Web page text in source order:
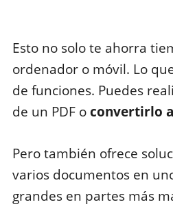
Esto no solo te ahorra
ordenador o móvil. Lo
de funciones. Puedes
de un PDF oconvertirlo
Pero también ofrece
varios documentos en
grandes en partes más